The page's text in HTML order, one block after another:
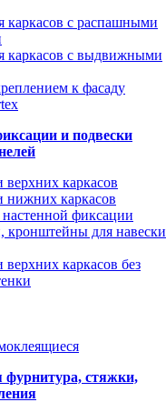
каркасов с распашными
каркасов с выдвижными
к фасаду
и подвески
верхних каркасов
нижних каркасов
фиксации
кронштейны для навески
верхних каркасов без
фурнитура, стяжки,